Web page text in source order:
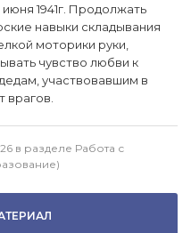
1941г. Продолжать
навыки складывания
моторики руки,
чувство любви к
участвовавшим в
в разделе Работа с